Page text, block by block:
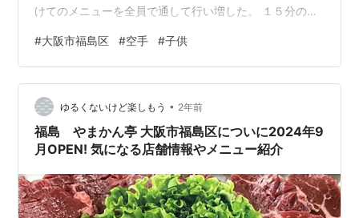
けてのメニューを全員で通して行い増した。 １５分の持
週の調整で泣く泣く削る事になるかも。 皆集中して稽古
したおかげで形はバッチリ！ あとは、繰り返し精度を高
めて楽しい演武会にしましょう。
#大阪市福島区 #空手 #子供
ゆるくないけど楽しもう • 2年前
福島 やまかん亭 大阪市福島区についに2024年9
月OPEN! 気になる店舗情報やメニュー紹介